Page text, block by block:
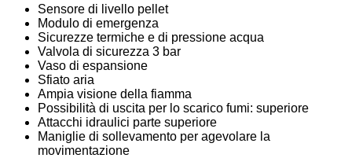
Sensore di livello pellet
Modulo di emergenza
Sicurezze termiche e di pressione acqua
Valvola di sicurezza 3 bar
Vaso di espansione
Sfiato aria
Ampia visione della fiamma
Possibilità di uscita per lo scarico fumi: superiore
Attacchi idraulici parte superiore
Maniglie di sollevamento per agevolare la
movimentazione